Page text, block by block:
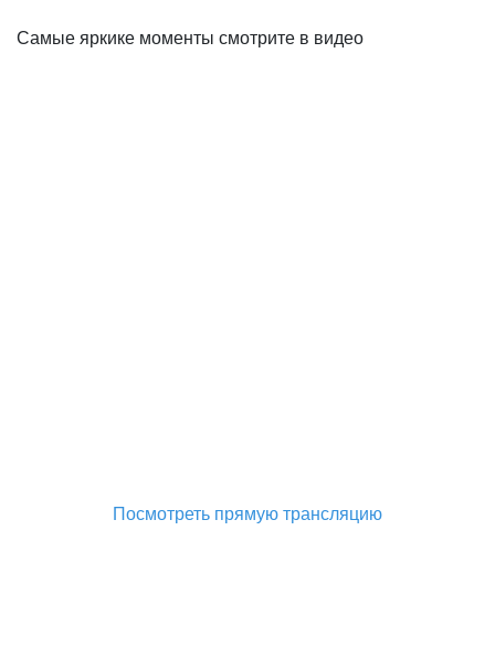
Самые яркике моменты смотрите в видео
Посмотреть прямую трансляцию